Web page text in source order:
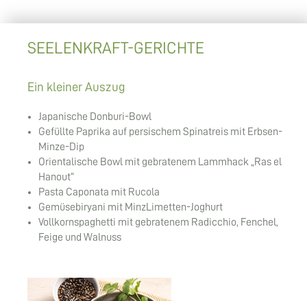
SEELENKRAFT-GERICHTE
Ein kleiner Auszug
Japanische Donburi-Bowl
Gefüllte Paprika auf persischem Spinatreis mit Erbsen-
Minze-Dip
Orientalische Bowl mit gebratenem Lammhack „Ras el
Hanout“
Pasta Caponata mit Rucola
Gemüsebiryani mit MinzLimetten-Joghurt
Vollkornspaghetti mit gebratenem Radicchio, Fenchel,
Feige und Walnuss